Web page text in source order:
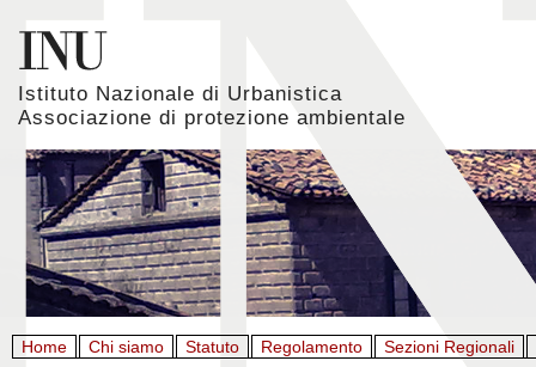
Istituto Nazionale di Urbanistica
Associazione di protezione ambientale
Home Chi siamo Statuto Regolamento Sezioni Regionali